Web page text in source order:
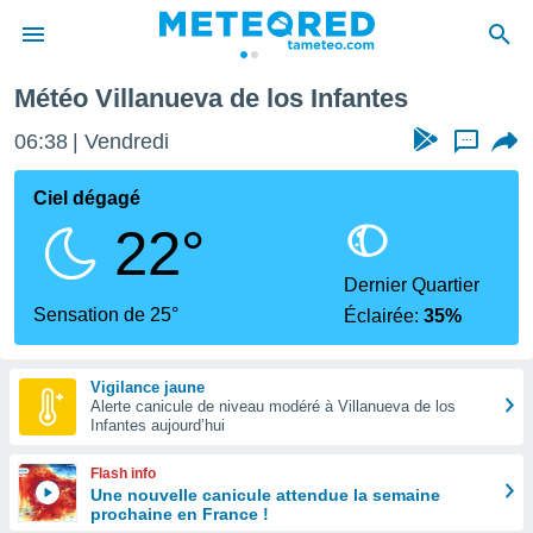
de
Météo Villanueva de los Infantes
06:38 Vendredi ...
Ciel dégagé
22°
Sensation de 25°
Dernier Quartier
Éclairée:35%
Vigilance jaune
Alerte canicule de niveau modéré à Villanueva de los
Infantes aujourd’hui
Flash info
Une nouvelle canicule attendue la semaine
prochaine en France !